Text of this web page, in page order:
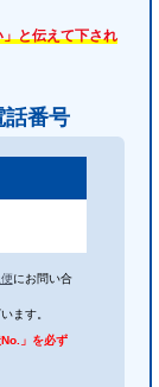
」と伝えて下され
話番号
にお問い合
ます。
」を必ず